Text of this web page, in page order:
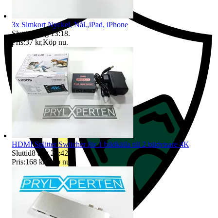
3x Simkort Nyckel, Nål.,iPad, iPhone
Sluttid8 aug 13:18.
Pris:37 kr,Köp nu.
HDMI Splitter Switcher för 1 bildkälla till 2 bildvisare 4K
Sluttid8 aug 23:42
Pris:168 kr Köp nu